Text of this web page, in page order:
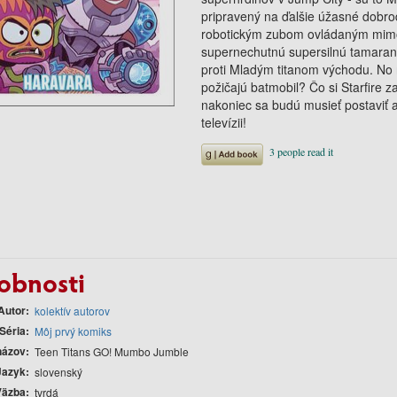
pripravený na ďalšie úžasné
robotickým zubom ovládaným
supernechutnú supersilnú
proti Mladým titanom východu.
požičajú batmobil? Čo si Starfire
nakoniec sa budú musieť postaviť
televízii!
kolektív autorov
Séria Môj prvý komiks
Teen Titans GO! Mumbo Jumble
slovenský
tvrdá